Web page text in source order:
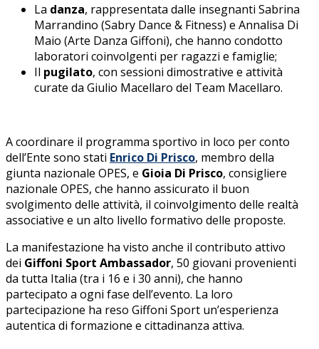
La danza, rappresentata dalle insegnanti Sabrina
Marrandino (Sabry Dance & Fitness) e Annalisa Di
Maio (Arte Danza Giffoni), che hanno condotto
laboratori coinvolgenti per ragazzi e famiglie;
Il pugilato, con sessioni dimostrative e attività
curate da Giulio Macellaro del Team Macellaro.
A coordinare il programma sportivo in loco per conto
dell’Ente sono stati Enrico Di Prisco, membro della
giunta nazionale OPES, e Gioia Di Prisco, consigliere
nazionale OPES, che hanno assicurato il buon
svolgimento delle attività, il coinvolgimento delle realtà
associative e un alto livello formativo delle proposte.
La manifestazione ha visto anche il contributo attivo
dei Giffoni Sport Ambassador, 50 giovani provenienti
da tutta Italia (tra i 16 e i 30 anni), che hanno
partecipato a ogni fase dell’evento. La loro
partecipazione ha reso Giffoni Sport un’esperienza
autentica di formazione e cittadinanza attiva.